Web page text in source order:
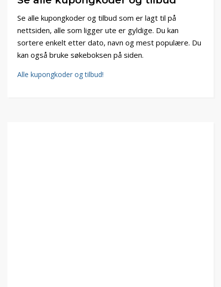
Se alle kupongkoder og tilbud som er lagt til på
nettsiden, alle som ligger ute er gyldige. Du kan
sortere enkelt etter dato, navn og mest populære. Du
kan også bruke søkeboksen på siden.
Alle kupongkoder og tilbud!